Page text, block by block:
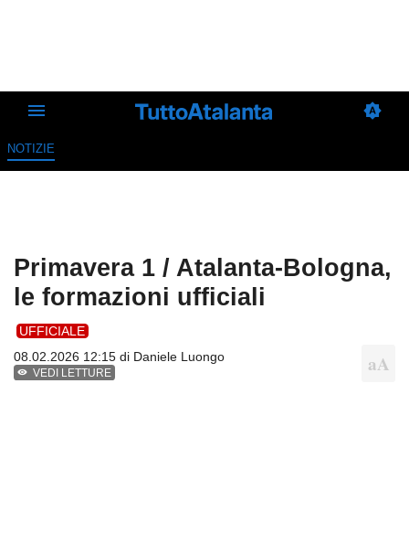
NOTIZIE
Primavera 1 / Atalanta-Bologna,
le formazioni ufficiali
UFFICIALE
08.02.2026 12:15 di Daniele Luongo
VEDI LETTURE